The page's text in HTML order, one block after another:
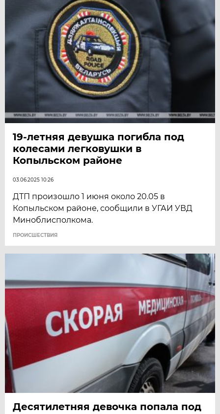
19-летняя девушка погибла под
колесами легковушки в
Копыльском районе
03.06.2025 10:26
ДТП произошло 1 июня около 20.05 в
Копыльском районе, сообщили в УГАИ УВД
Миноблисполкома.
ПРОИСШЕСТВИЯ
Десятилетняя девочка попала под